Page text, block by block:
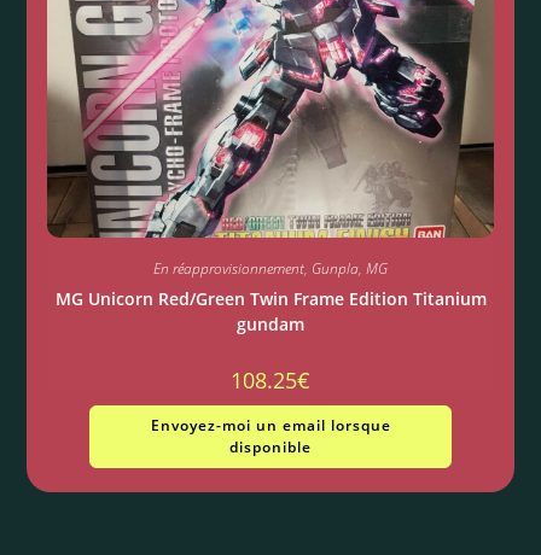
En réapprovisionnement, Gunpla, MG
MG Unicorn Red/Green Twin Frame Edition Titanium
gundam
108.25€
Envoyez-moi un email lorsque
disponible